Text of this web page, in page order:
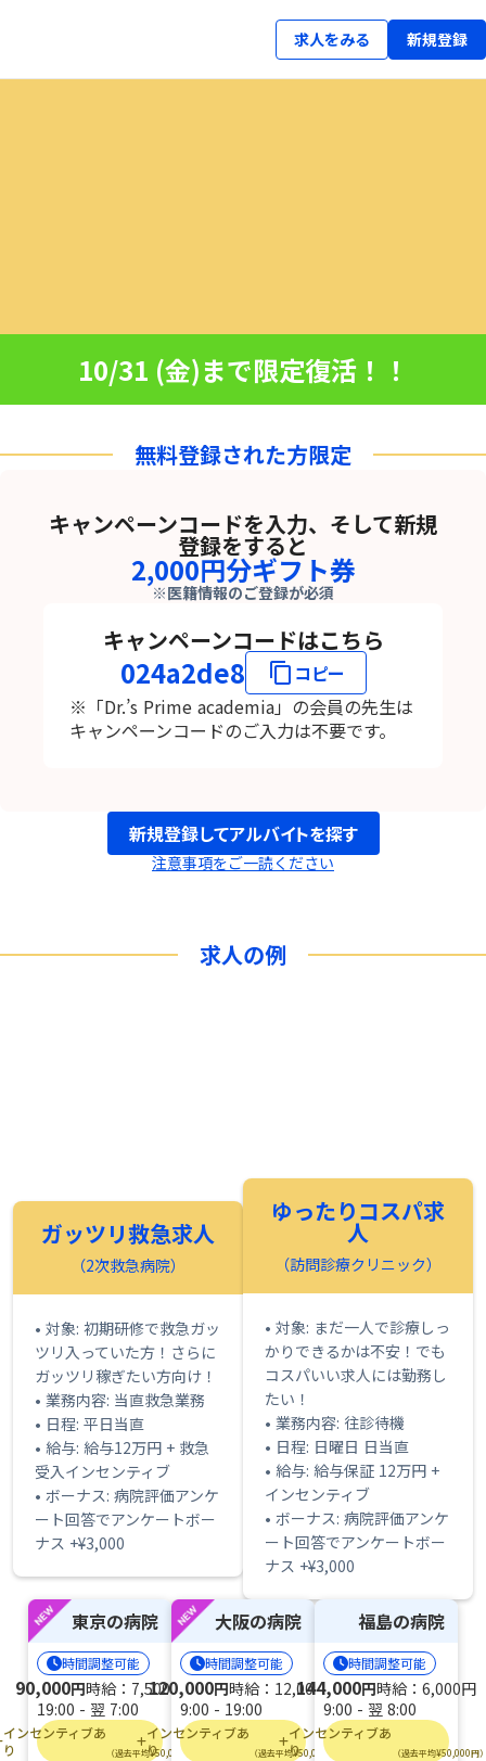
求人をみる 新規登録
10/31 (金)まで限定復活！！
無料登録された方限定
キャンペーンコードを入力、そして新規
登録をすると
2,000円分ギフト券
※医籍情報のご登録が必須
キャンペーンコードはこちら
024a2de8 content_copy コピー
※「Dr.’s Prime academia」の会員の先生は
キャンペーンコードのご入力は不要です。
新規登録してアルバイトを探す
注意事項をご一読ください
求人の例
ガッツリ救急求人
（2次救急病院）
• 対象: 初期研修で救急ガッ
ツリ入っていた方！さらに
ガッツリ稼ぎたい方向け！
• 業務内容: 当直救急業務
• 日程: 平日当直
• 給与: 給与12万円 + 救急
受入インセンティブ
• ボーナス: 病院評価アンケ
ート回答でアンケートボー
ナス +¥3,000
ゆったりコスパ求
人
（訪問診療クリニック）
• 対象: まだ一人で診療しっ
かりできるかは不安！でも
コスパいい求人には勤務し
たい！
• 業務内容: 往診待機
• 日程: 日曜日 日当直
• 給与: 給与保証 12万円 +
インセンティブ
• ボーナス: 病院評価アンケ
ート回答でアンケートボー
ナス +¥3,000
東京の病院
時間調整可能
90,000円時給：7,500円
19:00 - 翌 7:00
インセンティブあ
り
（過去平均¥50,000円）
大阪の病院
時間調整可能
120,000円時給：12,000円
9:00 - 19:00
インセンティブあ
り
（過去平均¥50,000円）
福島の病院
時間調整可能
144,000円時給：6,000円
9:00 - 翌 8:00
インセンティブあ
り
（過去平均¥50,000円